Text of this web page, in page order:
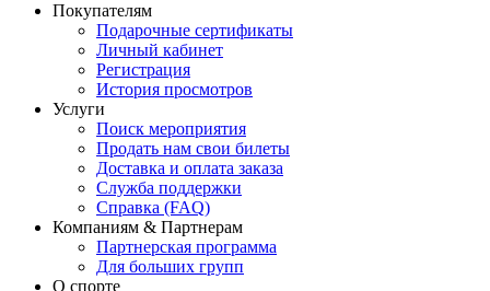
Покупателям
Подарочные сертификаты
Личный кабинет
Регистрация
История просмотров
Услуги
Поиск мероприятия
Продать нам свои билеты
Доставка и оплата заказа
Служба поддержки
Справка (FAQ)
Компаниям & Партнерам
Партнерская программа
Для больших групп
О спорте